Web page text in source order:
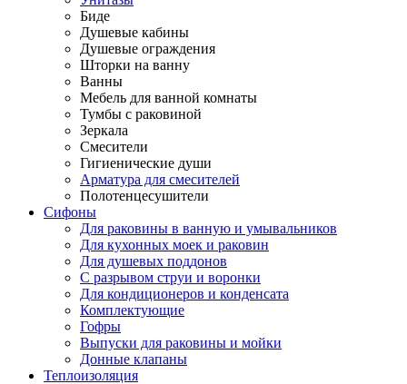
Биде
Душевые кабины
Душевые ограждения
Шторки на ванну
Ванны
Мебель для ванной комнаты
Тумбы с раковиной
Зеркала
Смесители
Гигиенические души
Арматура для смесителей
Полотенцесушители
Сифоны
Для раковины в ванную и умывальников
Для кухонных моек и раковин
Для душевых поддонов
С разрывом струи и воронки
Для кондиционеров и конденсата
Комплектующие
Гофры
Выпуски для раковины и мойки
Донные клапаны
Теплоизоляция